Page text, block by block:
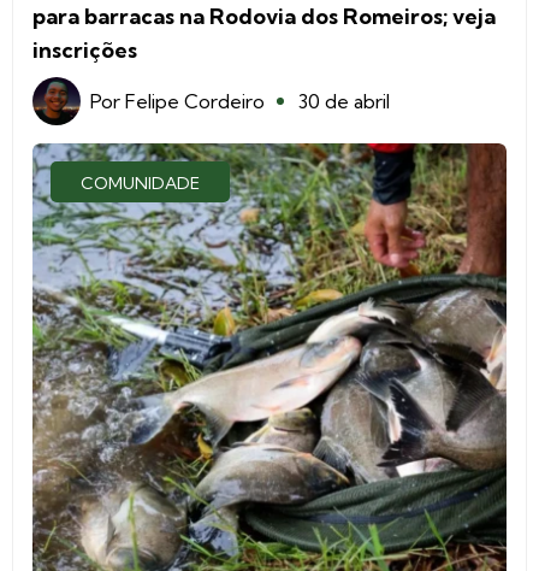
para barracas na Rodovia dos Romeiros; veja
inscrições
Por Felipe Cordeiro 30 de abril
COMUNIDADE